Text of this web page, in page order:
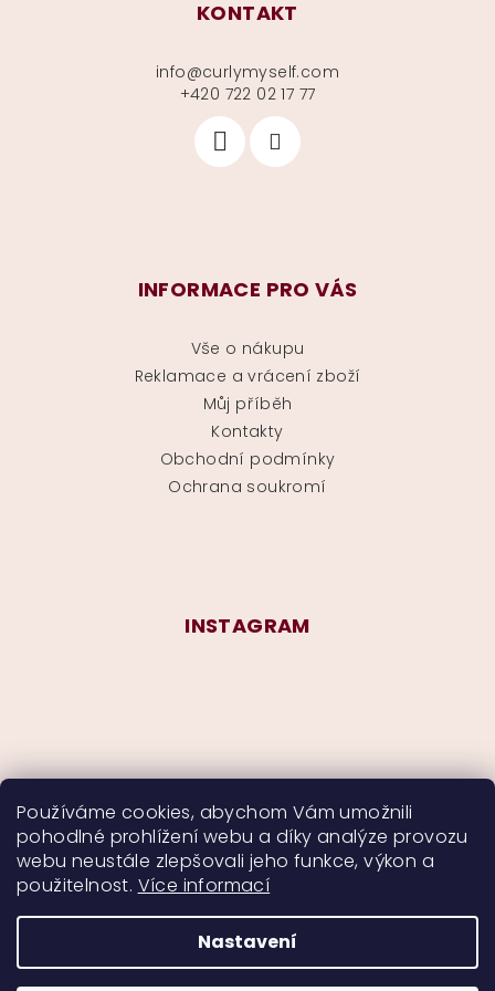
Používáme cookies, abychom Vám umožnili
pohodlné prohlížení webu a díky analýze provozu
webu neustále zlepšovali jeho funkce, výkon a
použitelnost. Více informací
Nastavení
KONTAKT
info@curlymyself.com
+420 722 02 17 77
INFORMACE PRO VÁS
Vše o nákupu
Reklamace a vrácení zboží
Můj příběh
Kontakty
Obchodní podmínky
Ochrana soukromí
INSTAGRAM
Sledovat na Instagramu